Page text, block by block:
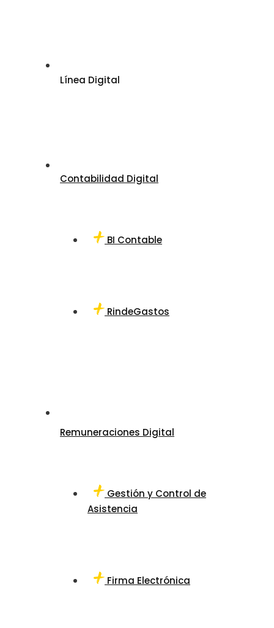
Línea Digital
Contabilidad Digital
BI Contable
RindeGastos
Remuneraciones Digital
Gestión y Control de
Asistencia
Firma Electrónica